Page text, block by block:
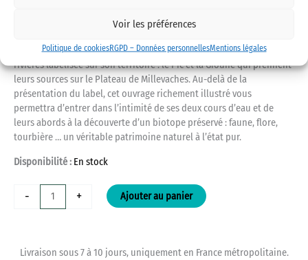
Voir les préférences
Politique de cookiesRGPD – Données personnellesMentions légales
par leurs qualités environnementale mais également sur leurs
La Creuse est l’un des seuls départements français à accueillir deux
rivières labélisée sur son territoire : le Pic et la Gioune qui prennent
leurs sources sur le Plateau de Millevaches. Au-delà de la
présentation du label, cet ouvrage richement illustré vous
permettra d’entrer dans l’intimité de ses deux cours d’eau et de
leurs abords à la découverte d’un biotope préservé : faune, flore,
tourbière … un véritable patrimoine naturel à l’état pur.
Disponibilité : En stock
-
et
+ Ajouter au panier
Livraison sous 7 à 10 jours, uniquement en France métropolitaine.